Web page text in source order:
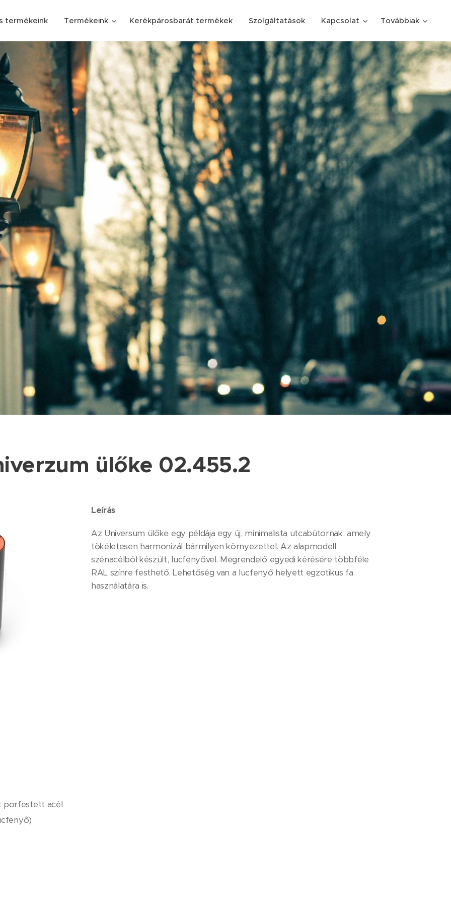
termékeink Termékeink Kerékpárosbarát termékek Szolgáltatások Kapcsolat Továbbiak
ülőke 02.455.2
Leírás
Az Universum ülőke egy példája egy új, minimalista utcabútornak, amely
tökéletesen harmonizál bármilyen környezettel. Az alapmodell
szénacélból készült, lucfenyővel. Megrendelő egyedi kérésére többféle
RAL színre festhető. Lehetőség van a lucfenyő helyett egzotikus fa
használatára is.
porfestett acél